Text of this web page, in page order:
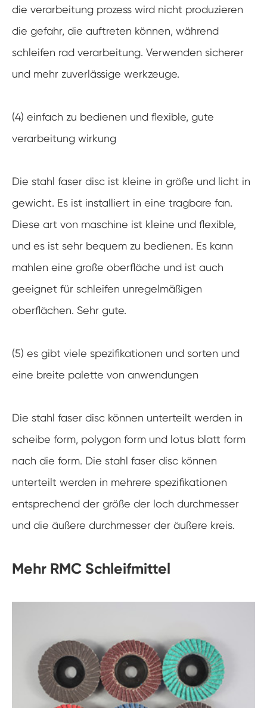
die verarbeitung prozess wird nicht produzieren
die gefahr, die auftreten können, während
schleifen rad verarbeitung. Verwenden sicherer
und mehr zuverlässige werkzeuge.
(4) einfach zu bedienen und flexible, gute
verarbeitung wirkung
Die stahl faser disc ist kleine in größe und licht in
gewicht. Es ist installiert in eine tragbare fan.
Diese art von maschine ist kleine und flexible,
und es ist sehr bequem zu bedienen. Es kann
mahlen eine große oberfläche und ist auch
geeignet für schleifen unregelmäßigen
oberflächen. Sehr gute.
(5) es gibt viele spezifikationen und sorten und
eine breite palette von anwendungen
Die stahl faser disc können unterteilt werden in
scheibe form, polygon form und lotus blatt form
nach die form. Die stahl faser disc können
unterteilt werden in mehrere spezifikationen
entsprechend der größe der loch durchmesser
und die äußere durchmesser der äußere kreis.
Mehr RMC Schleifmittel